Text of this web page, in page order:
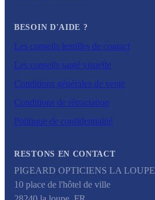
BESOIN D'AIDE ?
Les conseils lentilles de contact
Les conseils santé visuelle
Conditions générales de vente
Conditions de rétractation
Politique de confidentialité
RESTONS EN CONTACT
PIGEARD OPTICIENS LA LOUPE
10 place de l'hôtel de ville